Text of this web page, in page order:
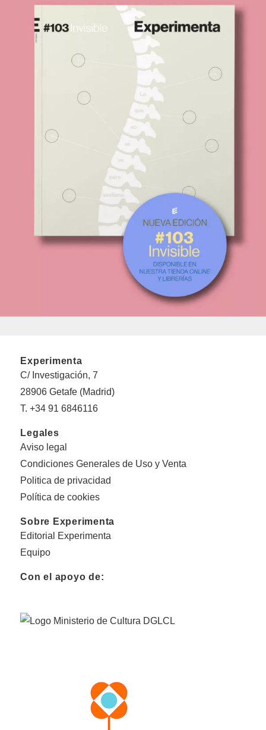
Experimenta
C/ Investigación, 7
28906 Getafe (Madrid)
T. +34 91 6846116
Legales
Aviso legal
Condiciones Generales de Uso y Venta
Politica de privacidad
Política de cookies
Sobre Experimenta
Editorial Experimenta
Equipo
Con el apoyo de: